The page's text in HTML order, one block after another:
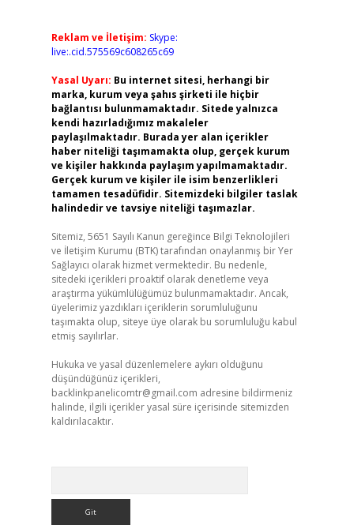
Reklam ve İletişim: Skype:
live:.cid.575569c608265c69
Yasal Uyarı: Bu internet sitesi, herhangi bir
marka, kurum veya şahıs şirketi ile hiçbir
bağlantısı bulunmamaktadır. Sitede yalnızca
kendi hazırladığımız makaleler
paylaşılmaktadır. Burada yer alan içerikler
haber niteliği taşımamakta olup, gerçek kurum
ve kişiler hakkında paylaşım yapılmamaktadır.
Gerçek kurum ve kişiler ile isim benzerlikleri
tamamen tesadüfidir. Sitemizdeki bilgiler taslak
halindedir ve tavsiye niteliği taşımazlar.
Sitemiz, 5651 Sayılı Kanun gereğince Bilgi Teknolojileri
ve İletişim Kurumu (BTK) tarafından onaylanmış bir Yer
Sağlayıcı olarak hizmet vermektedir. Bu nedenle,
sitedeki içerikleri proaktif olarak denetleme veya
araştırma yükümlülüğümüz bulunmamaktadır. Ancak,
üyelerimiz yazdıkları içeriklerin sorumluluğunu
taşımakta olup, siteye üye olarak bu sorumluluğu kabul
etmiş sayılırlar.
Hukuka ve yasal düzenlemelere aykırı olduğunu
düşündüğünüz içerikleri,
backlinkpanelicomtr@gmail.com adresine bildirmeniz
halinde, ilgili içerikler yasal süre içerisinde sitemizden
kaldırılacaktır.